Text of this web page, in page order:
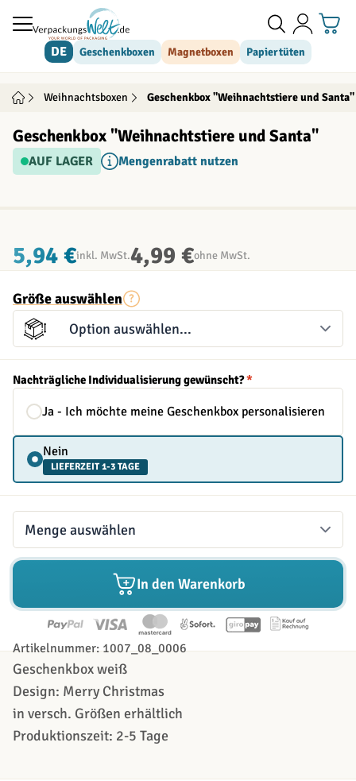
Direkt zum Inhalt
DE Geschenkboxen Magnetboxen Papiertüten
Weihnachtsboxen Geschenkbox "Weihnachtstiere und Santa"
Geschenkbox "Weihnachtstiere und Santa"
AUF LAGER Mengenrabatt nutzen
5,94 €inkl. MwSt.4,99 €ohne MwSt.
Größe auswählen
Nachträgliche Individualisierung gewünscht?*
Ja - Ich möchte meine Geschenkbox personalisieren
Nein
LIEFERZEIT 1-3 TAGE
Menge
In den Warenkorb
Artikelnummer: 1007_08_0006
Geschenkbox weiß
Design: Merry Christmas
in versch. Größen erhältlich
Produktionszeit: 2-5 Tage